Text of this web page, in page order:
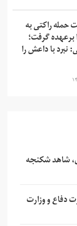
راکتی به
برعهده گرفت؛
نبرد با داعش را
شاهد شکنجه
دفاع و وزارت